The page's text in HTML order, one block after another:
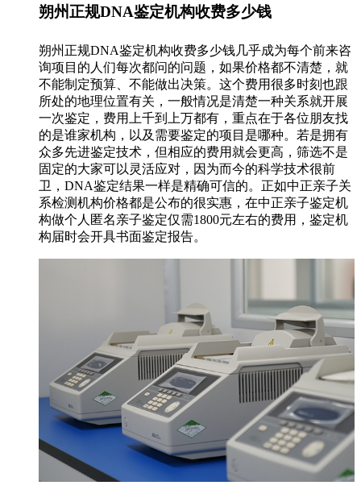
朔州正规DNA鉴定机构收费多少钱
朔州正规DNA鉴定机构收费多少钱几乎成为每个前来咨
询项目的人们每次都问的问题，如果价格都不清楚，就
不能制定预算、不能做出决策。这个费用很多时刻也跟
所处的地理位置有关，一般情况是清楚一种关系就开展
一次鉴定，费用上千到上万都有，重点在于各位朋友找
的是谁家机构，以及需要鉴定的项目是哪种。若是拥有
众多先进鉴定技术，但相应的费用就会更高，筛选不是
固定的大家可以灵活应对，因为而今的科学技术很前
卫，DNA鉴定结果一样是精确可信的。正如中正亲子关
系检测机构价格都是公布的很实惠，在中正亲子鉴定机
构做个人匿名亲子鉴定仅需1800元左右的费用，鉴定机
构届时会开具书面鉴定报告。